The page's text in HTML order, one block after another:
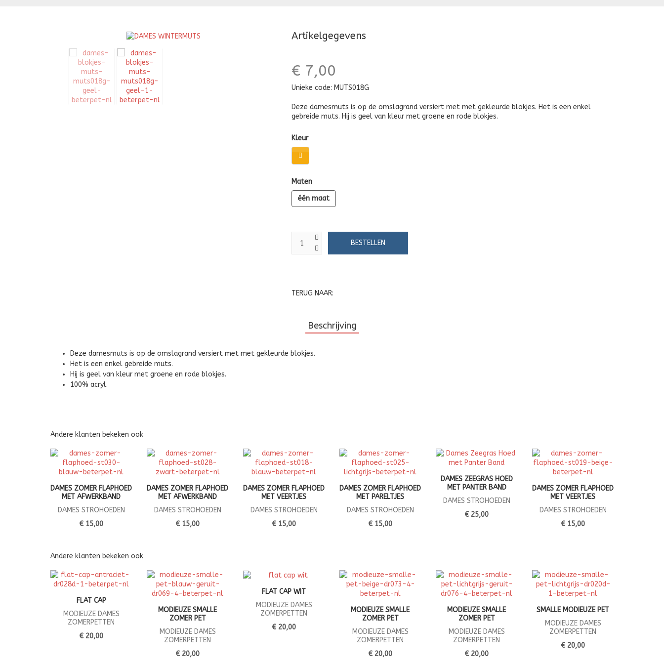
Artikelgegevens
€ 7,00
Unieke code: MUTS018G
Deze damesmuts is op de omslagrand versiert met met gekleurde blokjes. Het is een enkel
gebreide muts. Hij is geel van kleur met groene en rode blokjes.
Kleur
Maten
één maat
TERUG NAAR:
Beschrijving
Deze damesmuts is op de omslagrand versiert met met gekleurde blokjes.
Het is een enkel gebreide muts.
Hij is geel van kleur met groene en rode blokjes.
100% acryl.
Andere klanten bekeken ook
DAMES ZOMER FLAPHOED
MET AFWERKBAND
DAMES STROHOEDEN
€ 15,00
DAMES ZOMER FLAPHOED
MET AFWERKBAND
DAMES STROHOEDEN
€ 15,00
DAMES ZOMER FLAPHOED
MET VEERTJES
DAMES STROHOEDEN
€ 15,00
DAMES ZOMER FLAPHOED
MET PARELTJES
DAMES STROHOEDEN
€ 15,00
DAMES ZEEGRAS HOED
MET PANTER BAND
DAMES STROHOEDEN
€ 25,00
DAMES ZOMER FLAPHOED
MET VEERTJES
DAMES STROHOEDEN
€ 15,00
Andere klanten bekeken ook
FLAT CAP
MODIEUZE DAMES
ZOMERPETTEN
€ 20,00
MODIEUZE SMALLE
ZOMER PET
MODIEUZE DAMES
ZOMERPETTEN
€ 20,00
FLAT CAP WIT
MODIEUZE DAMES
ZOMERPETTEN
€ 20,00
MODIEUZE SMALLE
ZOMER PET
MODIEUZE DAMES
ZOMERPETTEN
€ 20,00
MODIEUZE SMALLE
ZOMER PET
MODIEUZE DAMES
ZOMERPETTEN
€ 20,00
SMALLE MODIEUZE PET
MODIEUZE DAMES
ZOMERPETTEN
€ 20,00